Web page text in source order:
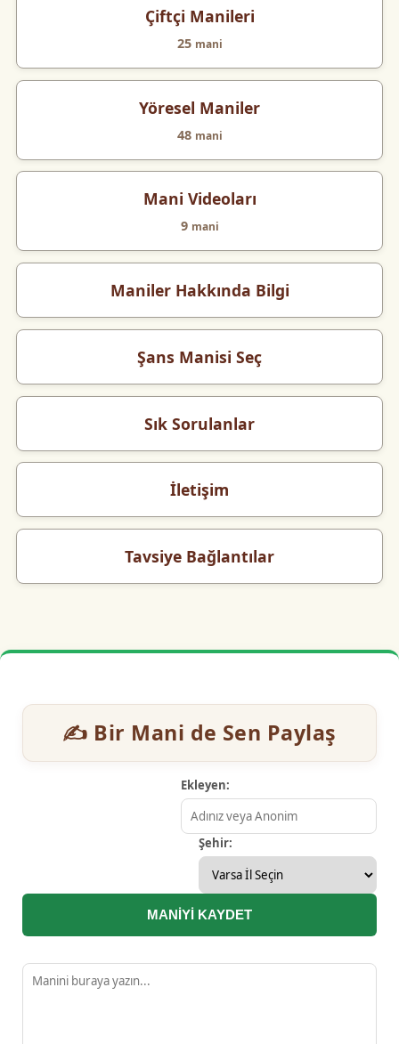
Çiftçi Manileri
25 mani
Yöresel Maniler
48 mani
Mani Videoları
9 mani
Maniler Hakkında Bilgi
Şans Manisi Seç
Sık Sorulanlar
İletişim
Tavsiye Bağlantılar
✍️ Bir Mani de Sen Paylaş
Ekleyen:
Şehir:
MANİYİ KAYDET